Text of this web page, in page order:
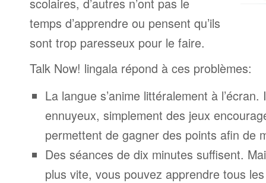
temps d’apprendre ou pensent qu’ils
sont trop paresseux pour le faire.
Talk Now! lingala répond à ces problèmes:
La langue s’anime littéralement à l’écran.
ennuyeux, simplement des jeux
permettent de gagner des points afin de
Des séances de dix minutes suffisent.
plus vite, vous pouvez apprendre tous